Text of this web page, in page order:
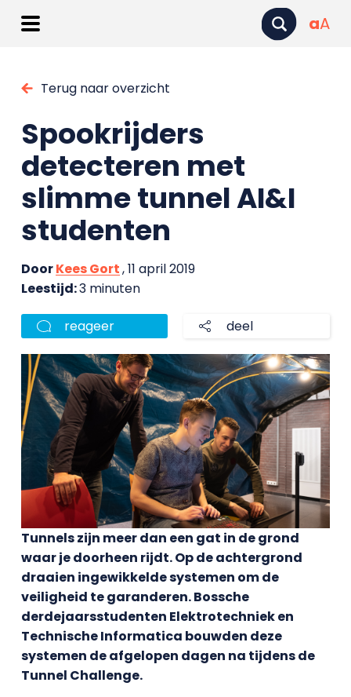
aA
Terug naar overzicht
Spookrijders
detecteren met
slimme tunnel AI&I
studenten
DoorKees Gort, 11 april 2019
Leestijd:3 minuten
reageer deel
Tunnels zijn meer dan een gat in de grond
waar je doorheen rijdt. Op de achtergrond
draaien ingewikkelde systemen om de
veiligheid te garanderen. Bossche
derdejaarsstudenten Elektrotechniek en
Technische Informatica bouwden deze
systemen de afgelopen dagen na tijdens de
Tunnel Challenge.